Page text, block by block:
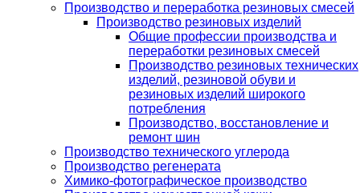
Производство и переработка резиновых смесей
Производство резиновых изделий
Общие профессии производства и
переработки резиновых смесей
Производство резиновых технических
изделий, резиновой обуви и
резиновых изделий широкого
потребления
Производство, восстановление и
ремонт шин
Производство технического углерода
Производство регенерата
Химико-фотографическое производство